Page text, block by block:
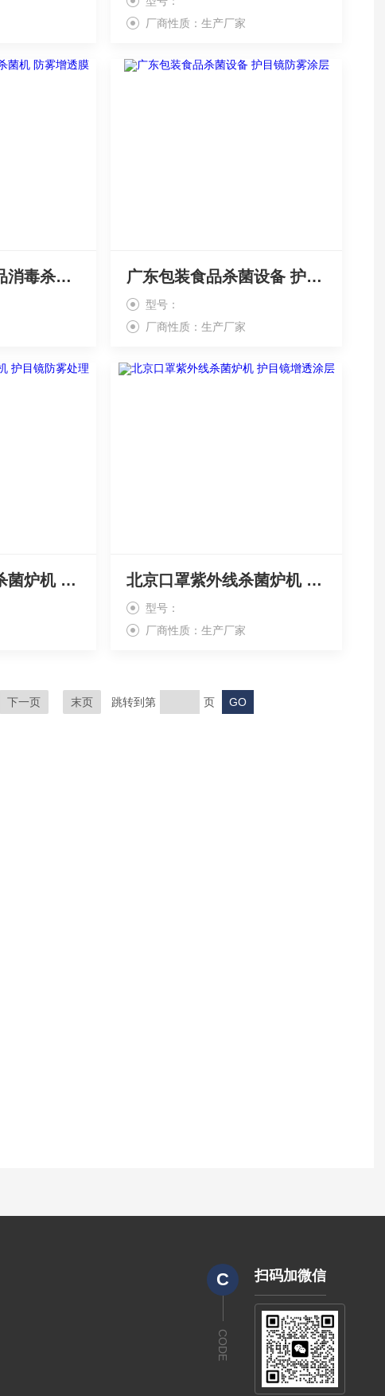
厂商性质：生产厂家
浙江流水线纸制品消毒杀菌机 防雾增透膜 广东包装食品杀菌设备 护目镜防雾涂层
型号：
厂商性质：生产厂家
上海口罩紫外线杀菌炉机 护目镜防雾处理 北京口罩紫外线杀菌炉机 护目镜增透涂层
型号：
厂商性质：生产厂家
下一页 末页 跳转到第 页
C
CODE
扫码加微信